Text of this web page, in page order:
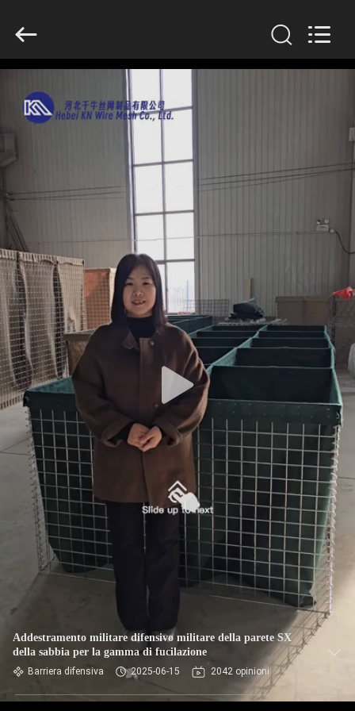
PRODOTTI
SIAMO
VISITA
ALLA
FABBRICA
CONTROLLO
DI
QUALITÀ
CONTATTACI
NOTIZIE
CHIEDI UN
PREVENTIVO
MAPPA
DEL
SITO
Co.,
Reserved.
Addestramento militare difensivo militare della parete SX
della sabbia per la gamma di fucilazione
Barriera difensiva 2025-06-15 2042 opinioni